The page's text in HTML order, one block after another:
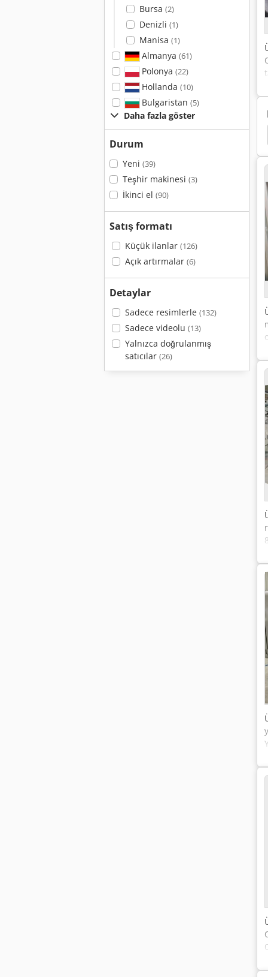
Bursa (2)
Denizli (1)
Manisa (1)
Almanya (61)
Polonya (22)
Hollanda (10)
Bulgaristan (5)
Daha fazla göster
Durum
Yeni (39)
Teşhir makinesi (3)
İkinci el (90)
Satış formatı
Küçük ilanlar (126)
Açık artırmalar (6)
Detaylar
Sadece resimlerle (132)
Sadece videolu (13)
Yalnızca doğrulanmış
satıcılar (26)